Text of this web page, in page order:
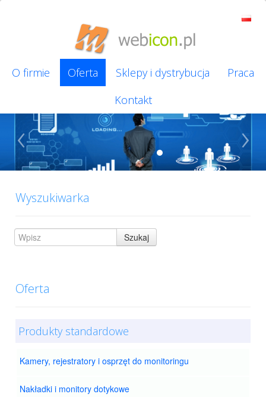
O firmie Oferta Sklepy i dystrybucja
Praca
Kontakt
‹ ›
Wyszukiwarka
Oferta
Produkty standardowe
Kamery, rejestratory i osprzęt do monitoringu
Nakładki i monitory dotykowe